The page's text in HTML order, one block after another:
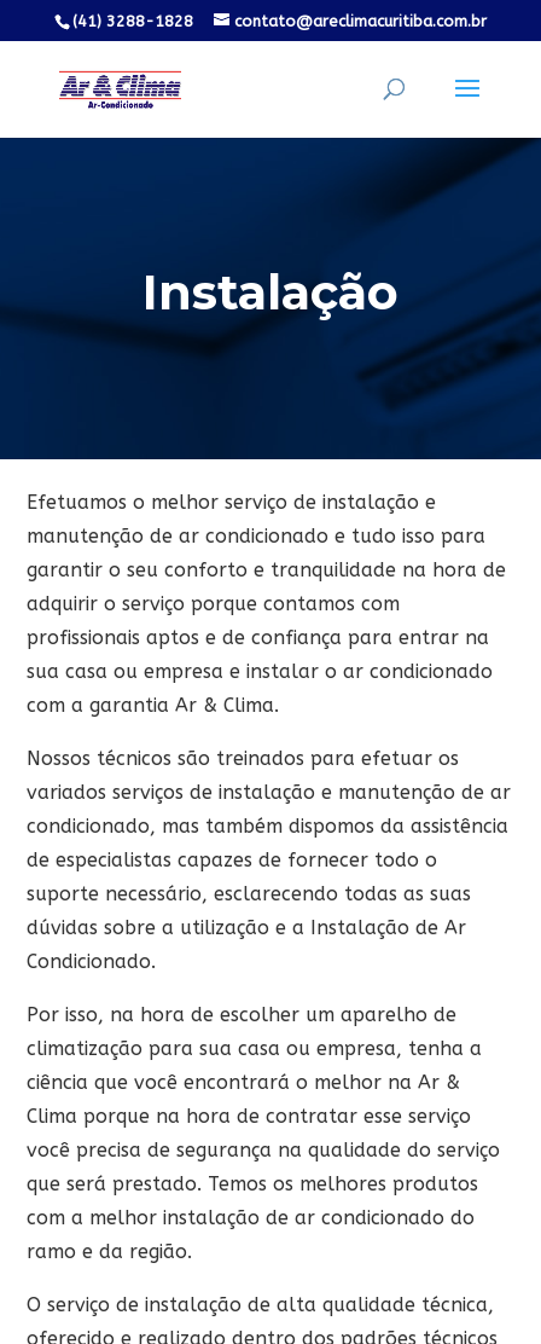
(41) 3288-1828 contato@areclimacuritiba.com.br
Instalação
Efetuamos o melhor serviço de instalação e
manutenção de ar condicionado e tudo isso para
garantir o seu conforto e tranquilidade na hora de
adquirir o serviço porque contamos com
profissionais aptos e de confiança para entrar na
sua casa ou empresa e instalar o ar condicionado
com a garantia Ar & Clima.
Nossos técnicos são treinados para efetuar os
variados serviços de instalação e manutenção de ar
condicionado, mas também dispomos da assistência
de especialistas capazes de fornecer todo o
suporte necessário, esclarecendo todas as suas
dúvidas sobre a utilização e a Instalação de Ar
Condicionado.
Por isso, na hora de escolher um aparelho de
climatização para sua casa ou empresa, tenha a
ciência que você encontrará o melhor na Ar &
Clima porque na hora de contratar esse serviço
você precisa de segurança na qualidade do serviço
que será prestado. Temos os melhores produtos
com a melhor instalação de ar condicionado do
ramo e da região.
O serviço de instalação de alta qualidade técnica,
oferecido e realizado dentro dos padrões técnicos